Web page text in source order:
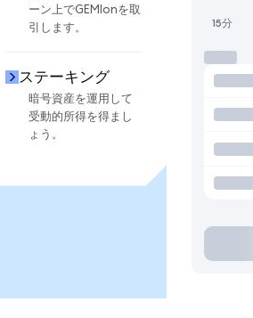
ーン上でGEMIonを取
引します。
ステーキング
暗号資産を運用して
受動的所得を得まし
ょう。
15分